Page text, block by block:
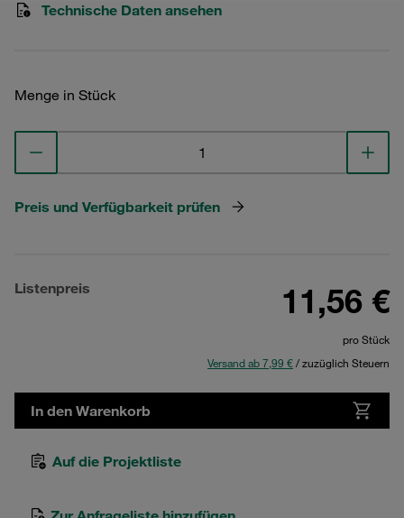
Technische Daten ansehen
Menge in Stück
Preis und Verfügbarkeit prüfen
Listenpreis 11,56 €
pro Stück
Versand ab 7,99 €/ zuzüglich Steuern
In den Warenkorb
Auf die Projektliste